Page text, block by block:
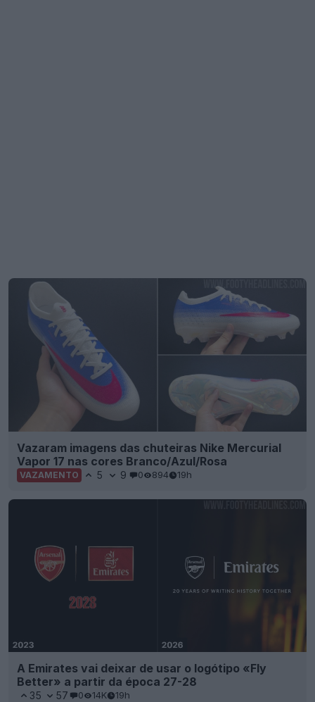
Vazaram imagens das chuteiras Nike Mercurial
Vapor 17 nas cores Branco/Azul/Rosa
VAZAMENTO 5 9 0 894 19h
A Emirates vai deixar de usar o logótipo «Fly
Better» a partir da época 27-28
35 57 0 14K 19h